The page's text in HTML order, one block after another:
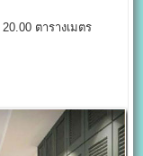
ตารางเมตร